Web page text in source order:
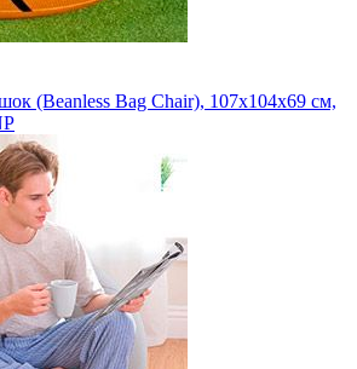
(Beanless Bag Chair), 107х104х69 см,